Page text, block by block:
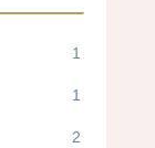
1
1
2